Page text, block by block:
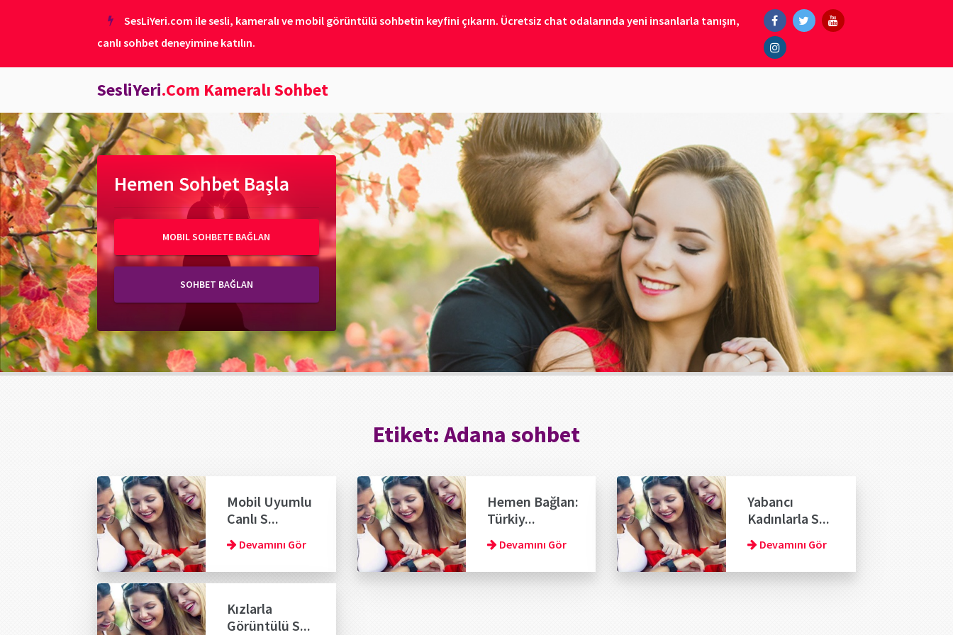
SesLiYeri.com ile sesli, kameralı ve mobil görüntülü sohbetin keyfini çıkarın. Ücretsiz chat odalarında yeni insanlarla tanışın,
canlı sohbet deneyimine katılın.
SesliYeri.Com Kameralı Sohbet
Hemen Sohbet Başla
MOBIL SOHBETE BAĞLAN
SOHBET BAĞLAN
Etiket: Adana sohbet
Mobil Uyumlu
Canlı S...
Devamını Gör
Hemen Bağlan:
Türkiy...
Devamını Gör
Yabancı
Kadınlarla S...
Devamını Gör
Kızlarla
Görüntülü S...